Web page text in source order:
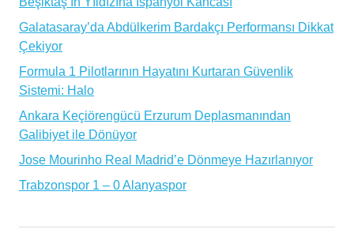
Galatasaray’da Abdülkerim Bardakçı Performansı Dikkat
Çekiyor
Formula 1 Pilotlarının Hayatını Kurtaran Güvenlik
Sistemi: Halo
Ankara Keçiörengücü Erzurum Deplasmanından
Galibiyet ile Dönüyor
Jose Mourinho Real Madrid’e Dönmeye Hazırlanıyor
Trabzonspor 1 – 0 Alanyaspor